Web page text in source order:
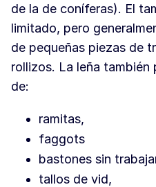
de la de coníferas). El
limitado, pero
de pequeñas piezas de
rollizos. La leña
de:
ramitas,
faggots
bastones sin
tallos de vid,